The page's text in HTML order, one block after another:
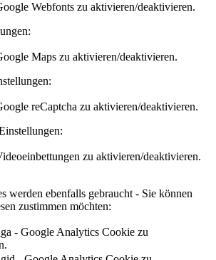
Webfonts zu aktivieren/deaktivieren.
Maps zu aktivieren/deaktivieren.
reCaptcha zu aktivieren/deaktivieren.
zu aktivieren/deaktivieren.
werden ebenfalls gebraucht - Sie können
zustimmen möchten:
- Google Analytics Cookie zu